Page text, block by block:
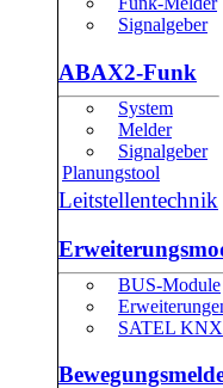
Signalgeber
ABAX2-Funk
System
Melder
Signalgeber
Planungstool
Leitstellentechnik
BUS-Module
SATEL KNX